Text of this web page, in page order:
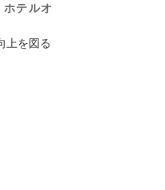
テルオ
上を図る